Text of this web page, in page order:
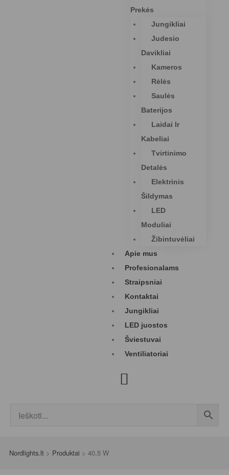
Prekės
Jungikliai
Judesio
Davikliai
Kameros
Rėlės
Saulės
Baterijos
Laidai Ir
Kabeliai
Tvirtinimo
Detalės
Elektrinis
Šildymas
LED
Moduliai
Žibintuvėliai
Apie mus
Profesionalams
Straipsniai
Kontaktai
Jungikliai
LED juostos
Šviestuvai
Ventiliatoriai
Nordlights.lt > Produktai > 40,5 W